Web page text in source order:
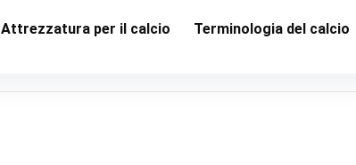
Attrezzatura per il calcio Terminologia del calcio